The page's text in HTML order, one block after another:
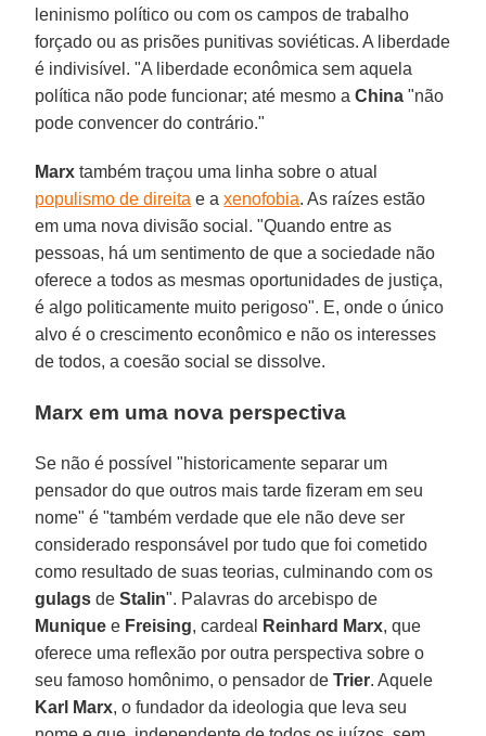
leninismo político ou com os campos de trabalho
forçado ou as prisões punitivas soviéticas. A liberdade
é indivisível. "A liberdade econômica sem aquela
política não pode funcionar; até mesmo aChina "não
pode convencer do contrário."
Marx também traçou uma linha sobre o atual
populismo de direita e axenofobia. As raízes estão
em uma nova divisão social. "Quando entre as
pessoas, há um sentimento de que a sociedade não
oferece a todos as mesmas oportunidades de justiça,
é algo politicamente muito perigoso". E, onde o único
alvo é o crescimento econômico e não os interesses
de todos, a coesão social se dissolve.
Marx em uma nova perspectiva
Se não é possível "historicamente separar um
pensador do que outros mais tarde fizeram em seu
nome" é "também verdade que ele não deve ser
considerado responsável por tudo que foi cometido
como resultado de suas teorias, culminando com os
gulags deStalin". Palavras do arcebispo de
Munique e Freising, cardeal Reinhard Marx, que
oferece uma reflexão por outra perspectiva sobre o
seu famoso homônimo, o pensador deTrier. Aquele
Karl Marx, o fundador da ideologia que leva seu